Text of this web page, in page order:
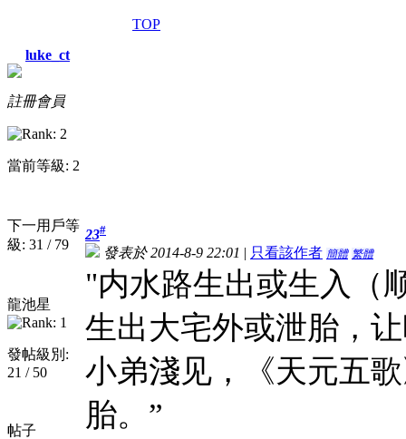
TOP
luke_ct
註冊會員
當前等級: 2
下一用戶等
級: 31 / 79
龍池星
發帖級別:
21 / 50
帖子
23#
發表於 2014-8-9 22:01 | 只看該作者 簡體 繁體
"内水路生出或生入（
生出大宅外或泄胎，
小弟淺见，《天元五
胎。”